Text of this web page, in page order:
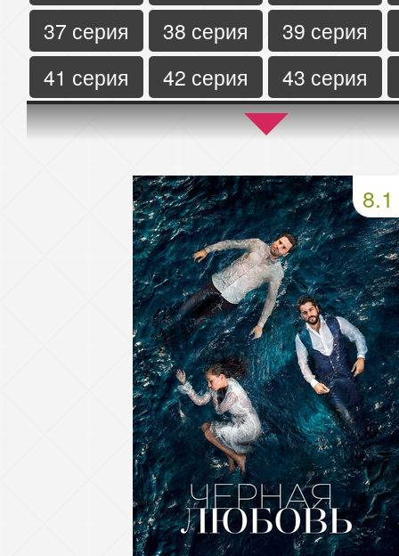
37 серия
38 серия
39 серия
41 серия
42 серия
43 серия
45 серия
46 серия
47 серия
50 серия
51 серия
54 серия
55 серия
58 серия
59 серия
62 серия
63 серия
66 серия
67 серия
70 серия
71 серия
74 серия
75 серия
78 серия
79 серия
82 серия
83 серия
8.1